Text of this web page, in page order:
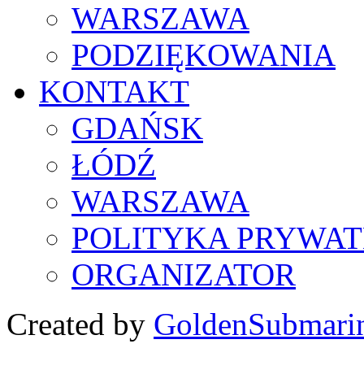
WARSZAWA
PODZIĘKOWANIA
KONTAKT
GDAŃSK
ŁÓDŹ
WARSZAWA
POLITYKA
ORGANIZATOR
Created by